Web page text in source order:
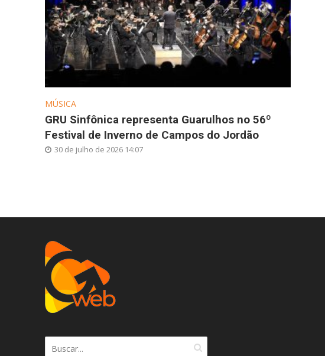
MÚSICA
GRU Sinfônica representa Guarulhos no 56º
Festival de Inverno de Campos do Jordão
30 de julho de 2026 14:07